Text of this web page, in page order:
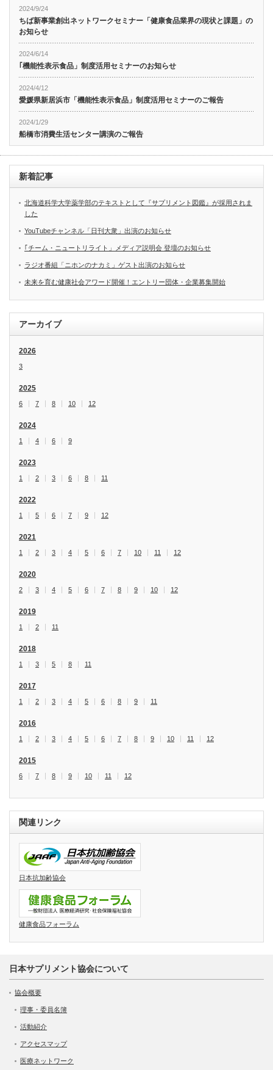
2024/9/24
ちば新事業創出ネットワークセミナー「健康食品業界の現状と課題」の
お知らせ
2024/6/14
｢機能性表示食品」制度活用セミナーのお知らせ
2024/4/12
愛媛県新居浜市「機能性表示食品」制度活用セミナーのご報告
2024/1/29
船橋市消費生活センター講演のご報告
新着記事
北海道科学大学薬学部のテキストとして『サプリメント図鑑』が採用されま
した
YouTubeチャンネル「日刊大衆」出演のお知らせ
｢チーム・ニュートリライト」メディア説明会 登壇のお知らせ
ラジオ番組「ニホンのナカミ」ゲスト出演のお知らせ
未来を育む健康社会アワード開催！エントリー団体・企業募集開始
アーカイブ
2026
3
2025
6 7 8 10 12
2024
1 4 6 9
2023
1 2 3 6 8 11
2022
1 5 6 7 9 12
2021
1 2 3 4 5 6 7 10 11 12
2020
2 3 4 5 6 7 8 9 10 12
2019
1 2 11
2018
1 3 5 8 11
2017
1 2 3 4 5 6 8 9 11
2016
1 2 3 4 5 6 7 8 9 10 11 12
2015
6 7 8 9 10 11 12
関連リンク
日本抗加齢協会
健康食品フォーラム
日本サプリメント協会について
協会概要
理事・委員名簿
活動紹介
アクセスマップ
医療ネットワーク